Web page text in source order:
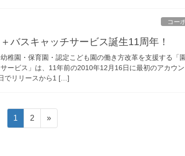
コー
バスキャッチサービス誕生11周年！
稚園・保育園・認定こども園の働き方改革を支援する「
ービス」は、11年前の2010年12月16日に最初のアカウ
でリリースから1 […]
固
定
1
固
定
2 »